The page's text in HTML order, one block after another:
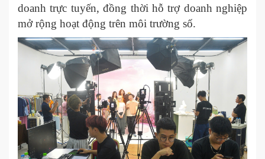
doanh trực tuyến, đồng thời hỗ trợ doanh nghiệp
mở rộng hoạt động trên môi trường số.